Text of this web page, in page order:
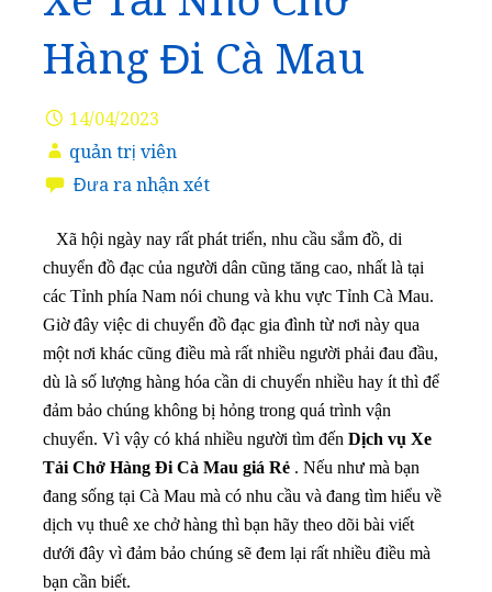
Hàng Đi Cà Mau
14/04/2023
quản trị viên
Đưa ra nhận xét
Xã hội ngày nay rất phát triển, nhu cầu sắm đồ, di
chuyển đồ đạc của người dân cũng tăng cao, nhất là tại
các Tỉnh phía Nam nói chung và khu vực Tỉnh Cà Mau.
Giờ đây việc di chuyển đồ đạc gia đình từ nơi này qua
một nơi khác cũng điều mà rất nhiều người phải đau đầu,
dù là số lượng hàng hóa cần di chuyển nhiều hay ít thì để
đảm bảo chúng không bị hỏng trong quá trình vận
chuyển. Vì vậy có khá nhiều người tìm đến Dịch vụ Xe
Tải Chở Hàng Đi Cà Mau giá Rẻ . Nếu như mà bạn
đang sống tại Cà Mau mà có nhu cầu và đang tìm hiểu về
dịch vụ thuê xe chở hàng thì bạn hãy theo dõi bài viết
dưới đây vì đảm bảo chúng sẽ đem lại rất nhiều điều mà
bạn cần biết.